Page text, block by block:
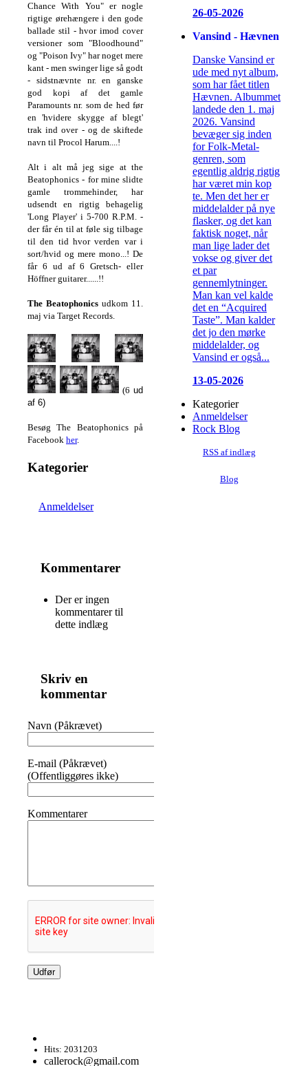
Chance With You" er nogle
rigtige ørehængere i den gode
ballade stil - hvor imod cover
versioner som "Bloodhound"
og "Poison Ivy" har noget mere
kant - men swinger lige så godt
- sidstnævnte nr. en ganske
god kopi af det gamle
Paramounts nr. som de hed før
en 'hvidere skygge af blegt'
trak ind over - og de skiftede
navn til Procol Harum....!
Alt i alt må jeg sige at the
Beatophonics - for mine slidte
gamle trommehinder, har
udsendt en rigtig behagelig
'Long Player' i 5-700 R.P.M. -
der får én til at føle sig tilbage
til den tid hvor verden var i
sort/hvid og mere mono...! De
får 6 ud af 6 Gretsch- eller
Höffner guitarer......!!
The Beatophonics udkom 11.
maj via Target Records.
(6 ud
af 6)
Besøg The Beatophonics på
Facebook her.
Kategorier
Anmeldelser
Kommentarer
Der er ingen
kommentarer til
dette indlæg
Skriv en
kommentar
Navn (Påkrævet)
E-mail (Påkrævet)
(Offentliggøres ikke)
Kommentarer
26-05-2026
Vansind - Hævnen
Danske Vansind er
ude med nyt album,
som har fået titlen
Hævnen. Albummet
landede den 1. maj
2026. Vansind
bevæger sig inden
for Folk-Metal-
genren, som
egentlig aldrig rigtig
har været min kop
te. Men det her er
middelalder på nye
flasker, og det kan
faktisk noget, når
man lige lader det
vokse og giver det
et par
gennemlytninger.
Man kan vel kalde
det en “Acquired
Taste”. Man kalder
det jo den mørke
middelalder, og
Vansind er også...
13-05-2026
Kategorier
Anmeldelser
Rock Blog
RSS af indlæg
Blog
Hits: 2031203
callerock@gmail.com